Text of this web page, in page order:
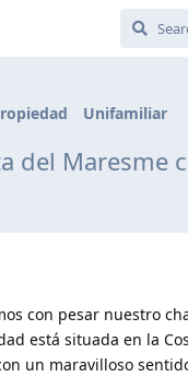
Unifamiliar
del Maresme
con pesar nuestro
está situada en la
un maravilloso